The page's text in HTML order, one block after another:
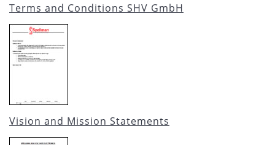
Terms and Conditions SHV GmbH
Vision and Mission Statements